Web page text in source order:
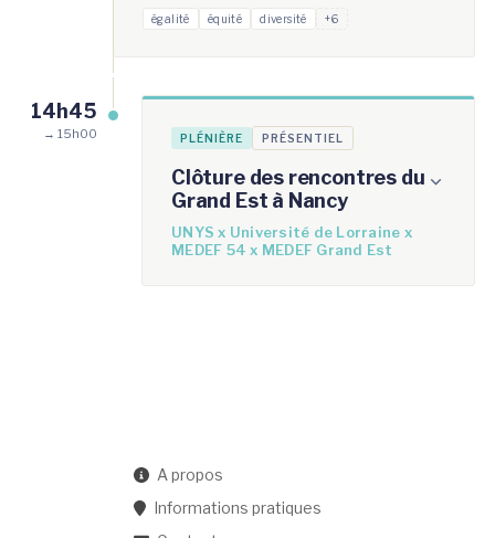
égalité équité diversité +6
14h45
→ 15h00 PLÉNIÈRE PRÉSENTIEL
Clôture des rencontres du
Grand Est à Nancy
UNYS x Université de Lorraine x
MEDEF 54 x MEDEF Grand Est
A propos
Informations pratiques